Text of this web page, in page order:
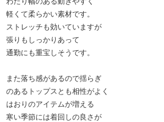
軽くて柔らかい素材です。
ストレッチも効いていますが
張りもしっかりあって
通勤にも重宝しそうです。
また落ち感があるので揺らぎ
のあるトップスとも相性がよく
はおりのアイテムが増える
寒い季節には着回しの良さが